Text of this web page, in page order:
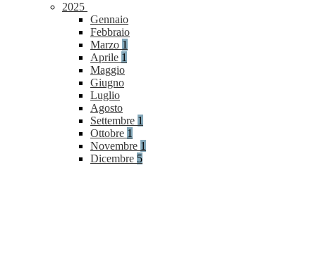
2025
Gennaio
Febbraio
Marzo 1
Aprile 1
Maggio
Giugno
Luglio
Agosto
Settembre 1
Ottobre 1
Novembre 1
Dicembre 5